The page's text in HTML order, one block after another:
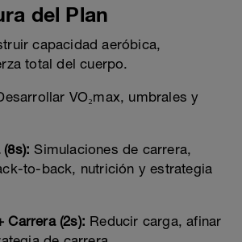
del Plan
capacidad aeróbica,
total del cuerpo.
VO₂max, umbrales y
Simulaciones de carrera,
to-back, nutrición y estrategia
Carrera (2s): Reducir carga, afinar